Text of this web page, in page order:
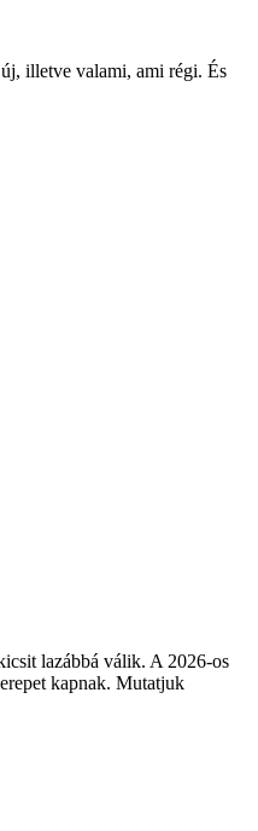
illetve valami, ami régi. És
lazábbá válik. A 2026-os
kapnak. Mutatjuk